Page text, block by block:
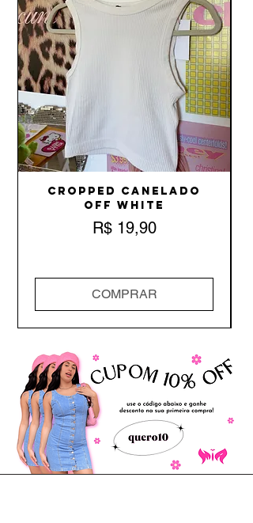
Cropped Canelado
Off White
Preço
R$ 19,90
COMPRAR